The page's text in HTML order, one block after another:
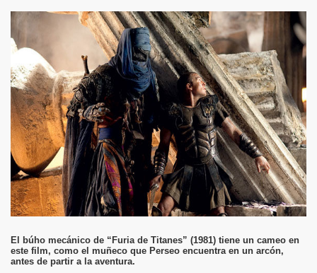
El búho mecánico de “Furia de Titanes” (1981) tiene un cameo en
este film, como el muñeco que Perseo encuentra en un arcón,
antes de partir a la aventura.